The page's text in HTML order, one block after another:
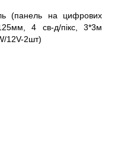
(панель на цифрових
125мм, 4 св-д/пікс, 3*3м
12V-2шт)